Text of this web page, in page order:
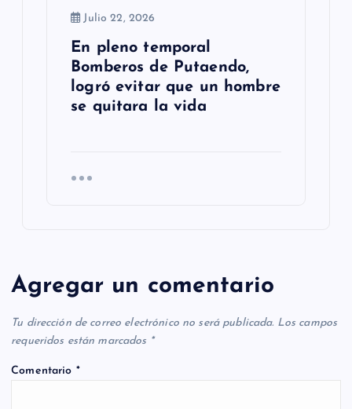
Julio 22, 2026
En pleno temporal
Bomberos de Putaendo,
logró evitar que un hombre
se quitara la vida
Agregar un comentario
Tu dirección de correo electrónico no será publicada. Los campos
requeridos están marcados *
Comentario *